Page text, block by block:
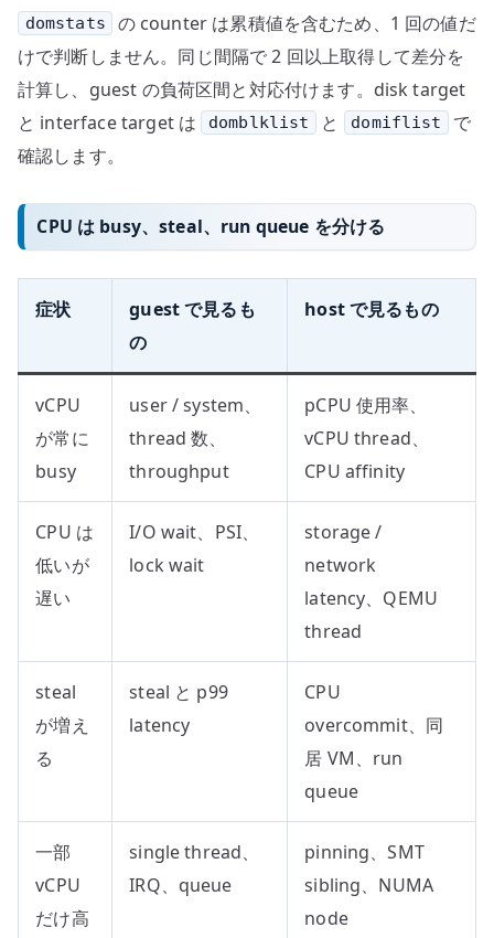
domstats
の counter は累積値を含むため、1 回の値だ
けで判断しません。同じ間隔で 2 回以上取得して差分を
計算し、guest の負荷区間と対応付けます。disk target
と interface target は
domblklist と domiflist
で
確認します。
CPU は busy、steal、run queue を分ける
症状
guest で見るも
の
host で見るもの
vCPU
が常に
busy
user / system、
thread 数、
throughput
pCPU 使用率、
vCPU thread、
CPU affinity
CPU は
低いが
遅い
I/O wait、PSI、
lock wait
storage /
network
latency、QEMU
thread
steal
が増え
る
steal と p99
latency
CPU
overcommit、同
居 VM、run
queue
一部
vCPU
だけ高
single thread、
IRQ、queue
pinning、SMT
sibling、NUMA
node